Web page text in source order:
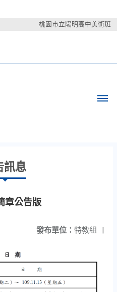
桃園市立陽明高中美術班
訊息
章公告版
發布單位： 特教組 |